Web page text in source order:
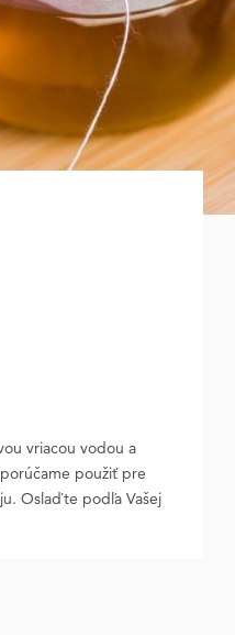
vriacou vodou a
použiť pre
Oslaďte podľa Vašej